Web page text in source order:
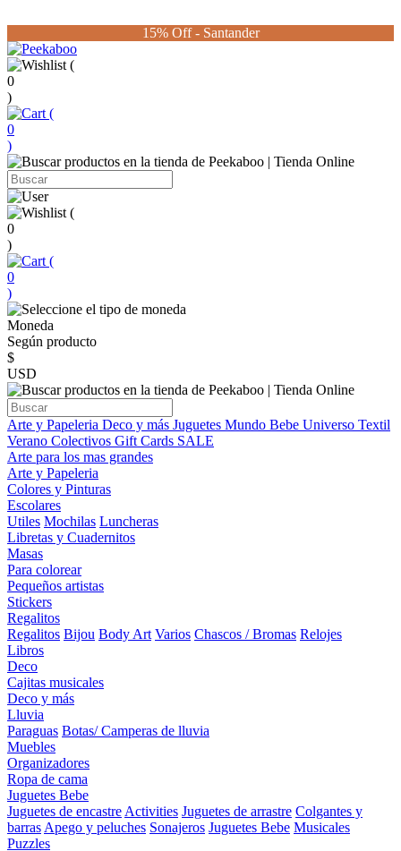
15% Off - Santander
(
0
)
(
0
)
(
0
)
(
0
)
Moneda
Según producto
$
USD
Arte y Papeleria Deco y más Juguetes Mundo Bebe Universo Textil
Verano Colectivos Gift Cards SALE
Arte para los mas grandes
Arte y Papeleria
Colores y Pinturas
Escolares
Utiles Mochilas Luncheras
Libretas y Cuadernitos
Masas
Para colorear
Pequeños artistas
Stickers
Regalitos
Regalitos Bijou Body Art Varios Chascos / Bromas Relojes
Libros
Deco
Cajitas musicales
Deco y más
Lluvia
Paraguas Botas/ Camperas de lluvia
Muebles
Organizadores
Ropa de cama
Juguetes Bebe
Juguetes de encastre Activities Juguetes de arrastre Colgantes y
barras Apego y peluches Sonajeros Juguetes Bebe Musicales
Puzzles